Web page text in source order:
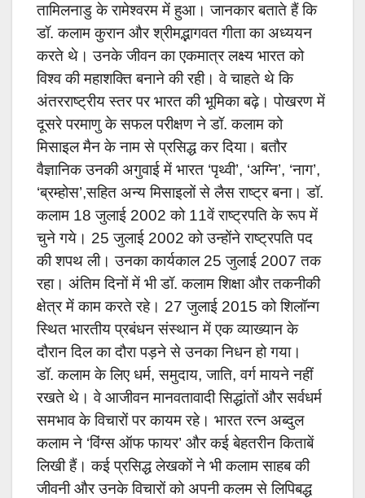
तामिलनाडु के रामेश्वरम में हुआ। जानकार बताते हैं कि
डॉ. कलाम कुरान और श्रीमद्भागवत गीता का अध्ययन
करते थे। उनके जीवन का एकमात्र लक्ष्य भारत को
विश्व की महाशक्ति बनाने की रही। वे चाहते थे कि
अंतरराष्ट्रीय स्तर पर भारत की भूमिका बढ़े। पोखरण में
दूसरे परमाणु के सफल परीक्षण ने डॉ. कलाम को
मिसाइल मैन के नाम से प्रसिद्ध कर दिया। बतौर
वैज्ञानिक उनकी अगुवाई में भारत ‘पृथ्वी’, ‘अग्नि’, ‘नाग’,
‘ब्रम्होस’,सहित अन्य मिसाइलों से लैस राष्ट्र बना। डॉ.
कलाम 18 जुलाई 2002 को 11वें राष्ट्रपति के रूप में
चुने गये। 25 जुलाई 2002 को उन्होंने राष्ट्रपति पद
की शपथ ली। उनका कार्यकाल 25 जुलाई 2007 तक
रहा। अंतिम दिनों में भी डॉ. कलाम शिक्षा और तकनीकी
क्षेत्र में काम करते रहे। 27 जुलाई 2015 को शिलॉन्ग
स्थित भारतीय प्रबंधन संस्थान में एक व्याख्यान के
दौरान दिल का दौरा पड़ने से उनका निधन हो गया।
डॉ. कलाम के लिए धर्म, समुदाय, जाति, वर्ग मायने नहीं
रखते थे। वे आजीवन मानवतावादी सिद्धांतों और सर्वधर्म
समभाव के विचारों पर कायम रहे। भारत रत्न अब्दुल
कलाम ने ‘विंग्स ऑफ फायर’ और कई बेहतरीन किताबें
लिखी हैं। कई प्रसिद्ध लेखकों ने भी कलाम साहब की
जीवनी और उनके विचारों को अपनी कलम से लिपिबद्ध